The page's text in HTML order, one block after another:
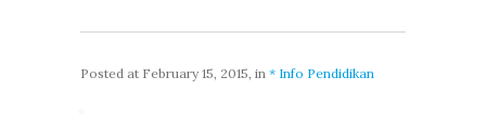
Posted at February 15, 2015, in * Info Pendidikan